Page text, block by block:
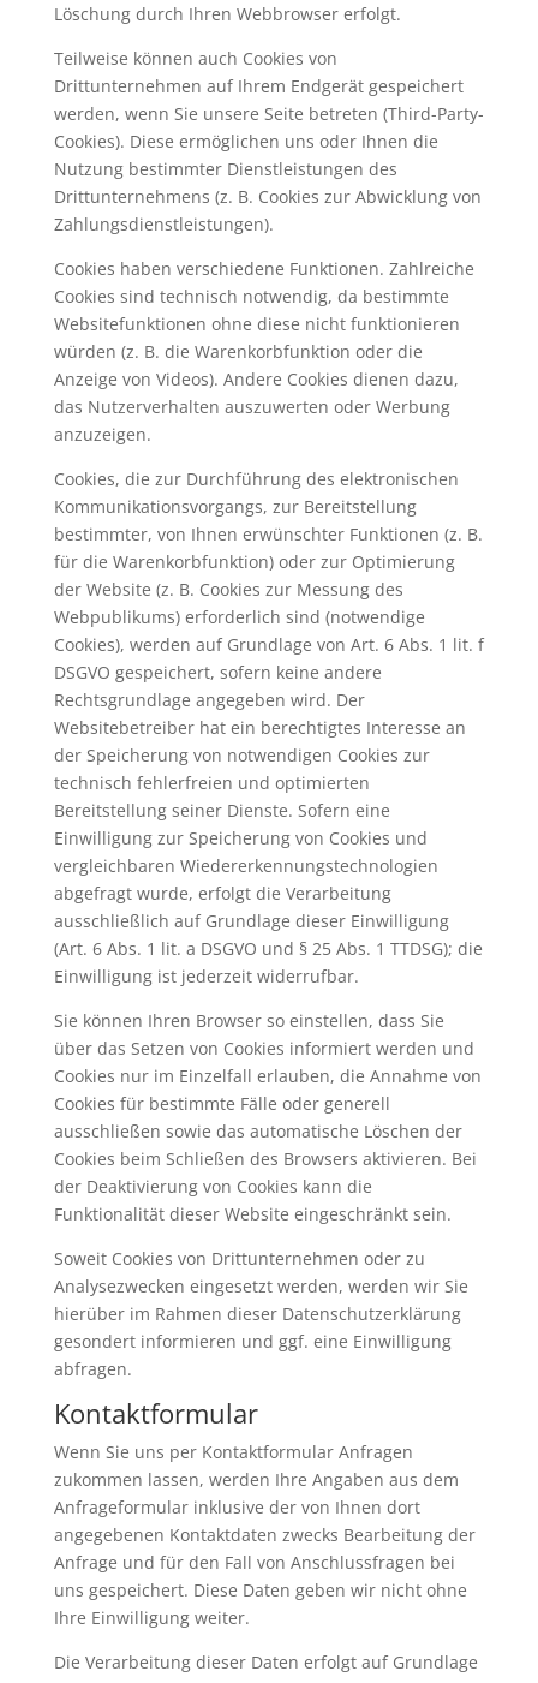
Löschung durch Ihren Webbrowser erfolgt.
Teilweise können auch Cookies von
Drittunternehmen auf Ihrem Endgerät gespeichert
werden, wenn Sie unsere Seite betreten (Third-Party-
Cookies). Diese ermöglichen uns oder Ihnen die
Nutzung bestimmter Dienstleistungen des
Drittunternehmens (z. B. Cookies zur Abwicklung von
Zahlungsdienstleistungen).
Cookies haben verschiedene Funktionen. Zahlreiche
Cookies sind technisch notwendig, da bestimmte
Websitefunktionen ohne diese nicht funktionieren
würden (z. B. die Warenkorbfunktion oder die
Anzeige von Videos). Andere Cookies dienen dazu,
das Nutzerverhalten auszuwerten oder Werbung
anzuzeigen.
Cookies, die zur Durchführung des elektronischen
Kommunikationsvorgangs, zur Bereitstellung
bestimmter, von Ihnen erwünschter Funktionen (z. B.
für die Warenkorbfunktion) oder zur Optimierung
der Website (z. B. Cookies zur Messung des
Webpublikums) erforderlich sind (notwendige
Cookies), werden auf Grundlage von Art. 6 Abs. 1 lit. f
DSGVO gespeichert, sofern keine andere
Rechtsgrundlage angegeben wird. Der
Websitebetreiber hat ein berechtigtes Interesse an
der Speicherung von notwendigen Cookies zur
technisch fehlerfreien und optimierten
Bereitstellung seiner Dienste. Sofern eine
Einwilligung zur Speicherung von Cookies und
vergleichbaren Wiedererkennungstechnologien
abgefragt wurde, erfolgt die Verarbeitung
ausschließlich auf Grundlage dieser Einwilligung
(Art. 6 Abs. 1 lit. a DSGVO und § 25 Abs. 1 TTDSG); die
Einwilligung ist jederzeit widerrufbar.
Sie können Ihren Browser so einstellen, dass Sie
über das Setzen von Cookies informiert werden und
Cookies nur im Einzelfall erlauben, die Annahme von
Cookies für bestimmte Fälle oder generell
ausschließen sowie das automatische Löschen der
Cookies beim Schließen des Browsers aktivieren. Bei
der Deaktivierung von Cookies kann die
Funktionalität dieser Website eingeschränkt sein.
Soweit Cookies von Drittunternehmen oder zu
Analysezwecken eingesetzt werden, werden wir Sie
hierüber im Rahmen dieser Datenschutzerklärung
gesondert informieren und ggf. eine Einwilligung
abfragen.
Kontaktformular
Wenn Sie uns per Kontaktformular Anfragen
zukommen lassen, werden Ihre Angaben aus dem
Anfrageformular inklusive der von Ihnen dort
angegebenen Kontaktdaten zwecks Bearbeitung der
Anfrage und für den Fall von Anschlussfragen bei
uns gespeichert. Diese Daten geben wir nicht ohne
Ihre Einwilligung weiter.
Die Verarbeitung dieser Daten erfolgt auf Grundlage